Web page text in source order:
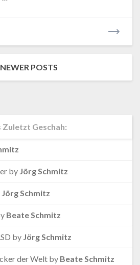
POSTS
Zuletzt Geschah:
by Jörg Schmitz
Jörg Schmitz
Beate Schmitz
by Jörg Schmitz
der Welt by Beate Schmitz